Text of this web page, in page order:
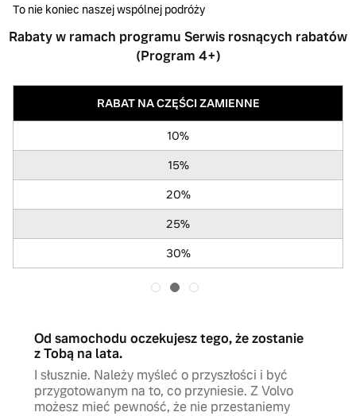
To nie koniec naszej wspólnej podróży
Rabaty w ramach programu Serwis rosnących rabatów
(Program 4+)
RABAT NA CZĘŚCI ZAMIENNE
10%
15%
20%
25%
30%
Od samochodu oczekujesz tego, że zostanie
z Tobą na lata.
I słusznie. Należy myśleć o przyszłości i być
przygotowanym na to, co przyniesie. Z Volvo
możesz mieć pewność, że nie przestaniemy